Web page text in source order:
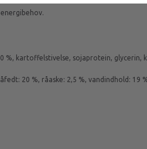
%, kartoffelstivelse, sojaprotein,
20 %, råaske: 2,5 %, vandindhold: 19